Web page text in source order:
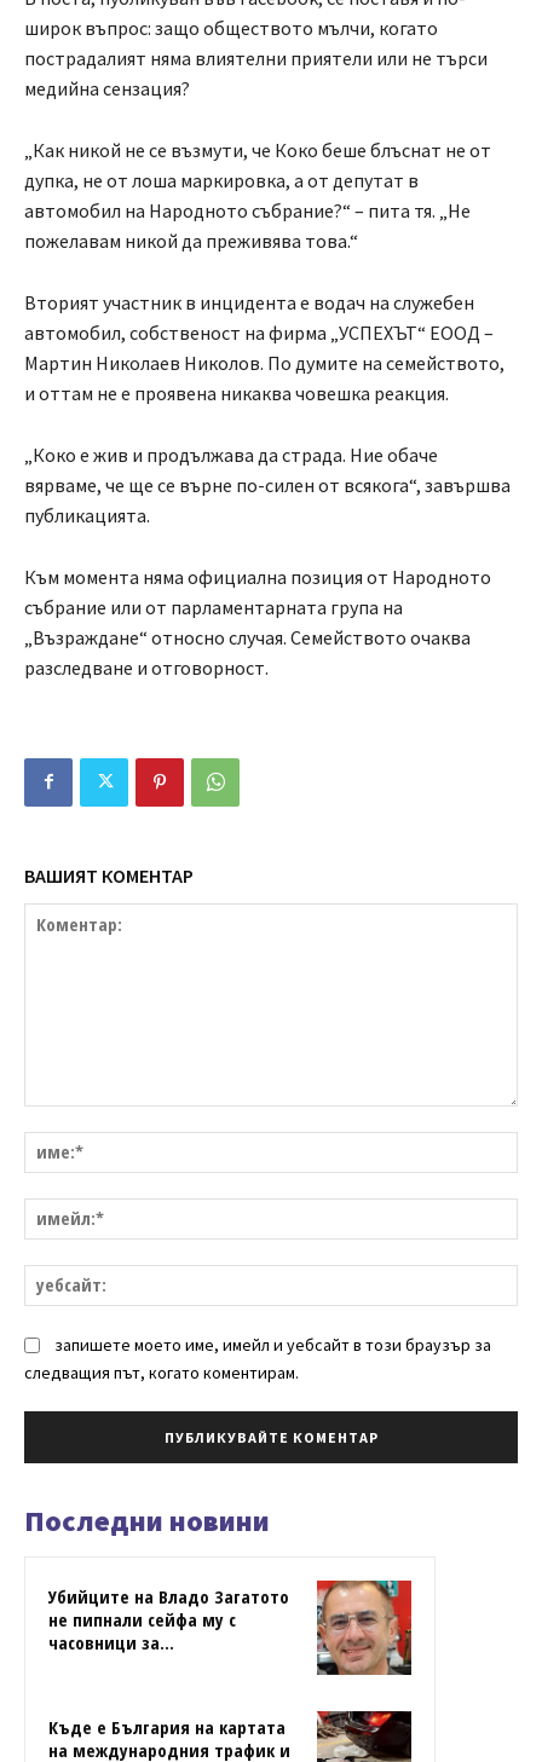
широк въпрос: защо обществото мълчи, когато
пострадалият няма влиятелни приятели или не търси
медийна сензация?
„Как никой не се възмути, че Коко беше блъснат не от
дупка, не от лоша маркировка, а от депутат в
автомобил на Народното събрание?“ – пита тя. „Не
пожелавам никой да преживява това.“
Вторият участник в инцидента е водач на служебен
автомобил, собственост на фирма „УСПЕХЪТ“ ЕООД –
Мартин Николаев Николов. По думите на семейството,
и оттам не е проявена никаква човешка реакция.
„Коко е жив и продължава да страда. Ние обаче
вярваме, че ще се върне по-силен от всякога“, завършва
публикацията.
Към момента няма официална позиция от Народното
събрание или от парламентарната група на
„Възраждане“ относно случая. Семейството очаква
разследване и отговорност.
ВАШИЯТ КОМЕНТАР
запишете моето име, имейл и уебсайт в този браузър за
следващия път, когато коментирам.
Последни новини
Убийците на Владо Загатото
не пипнали сейфа му с
часовници за...
Къде е България на картата
на международния трафик и